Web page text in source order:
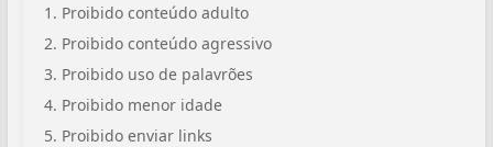
Proibido conteúdo adulto
Proibido conteúdo agressivo
Proibido uso de palavrões
Proibido menor idade
Proibido enviar links